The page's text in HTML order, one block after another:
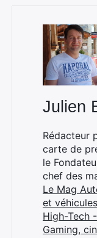
Julien
Rédacteur
carte de
le
chef des
Le Mag
et
High-Tech
Gaming,